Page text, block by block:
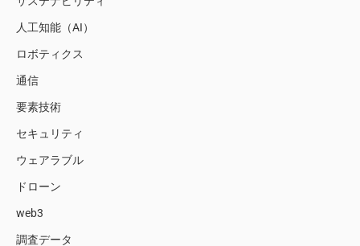
人工知能（AI）
ロボティクス
通信
要素技術
セキュリティ
ウェアラブル
ドローン
web3
調査データ